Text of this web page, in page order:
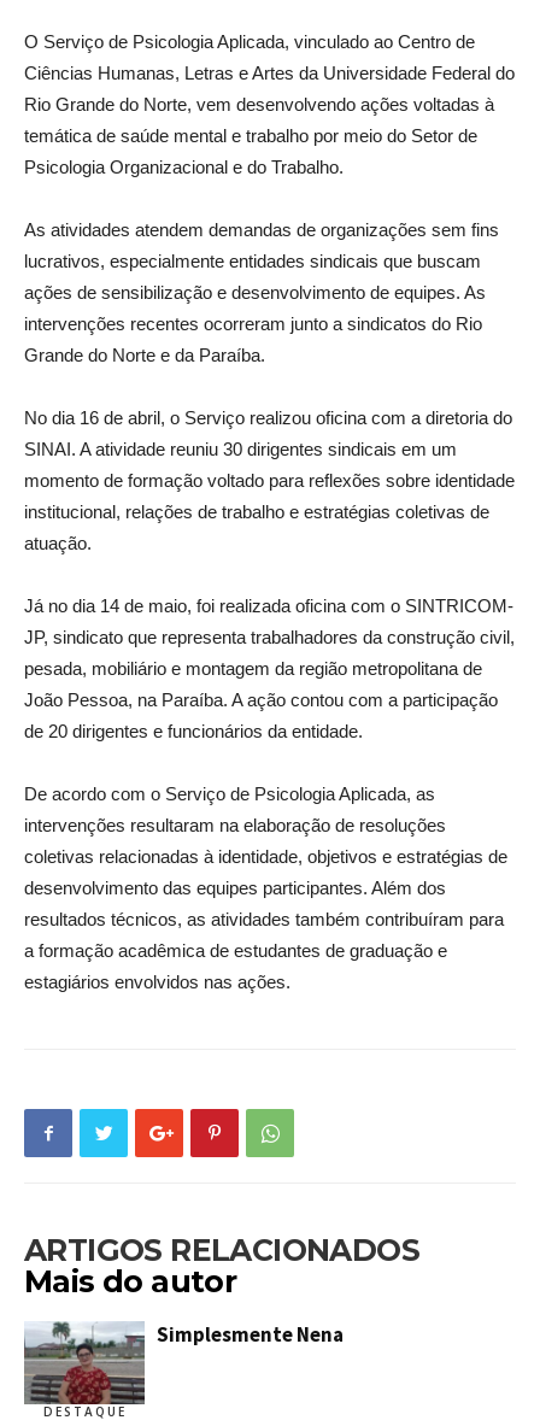
O Serviço de Psicologia Aplicada, vinculado ao Centro de
Ciências Humanas, Letras e Artes da Universidade Federal do
Rio Grande do Norte, vem desenvolvendo ações voltadas à
temática de saúde mental e trabalho por meio do Setor de
Psicologia Organizacional e do Trabalho.
As atividades atendem demandas de organizações sem fins
lucrativos, especialmente entidades sindicais que buscam
ações de sensibilização e desenvolvimento de equipes. As
intervenções recentes ocorreram junto a sindicatos do Rio
Grande do Norte e da Paraíba.
No dia 16 de abril, o Serviço realizou oficina com a diretoria do
SINAI. A atividade reuniu 30 dirigentes sindicais em um
momento de formação voltado para reflexões sobre identidade
institucional, relações de trabalho e estratégias coletivas de
atuação.
Já no dia 14 de maio, foi realizada oficina com o SINTRICOM-
JP, sindicato que representa trabalhadores da construção civil,
pesada, mobiliário e montagem da região metropolitana de
João Pessoa, na Paraíba. A ação contou com a participação
de 20 dirigentes e funcionários da entidade.
De acordo com o Serviço de Psicologia Aplicada, as
intervenções resultaram na elaboração de resoluções
coletivas relacionadas à identidade, objetivos e estratégias de
desenvolvimento das equipes participantes. Além dos
resultados técnicos, as atividades também contribuíram para
a formação acadêmica de estudantes de graduação e
estagiários envolvidos nas ações.
ARTIGOS RELACIONADOS
Mais do autor
DESTAQUE
Simplesmente Nena